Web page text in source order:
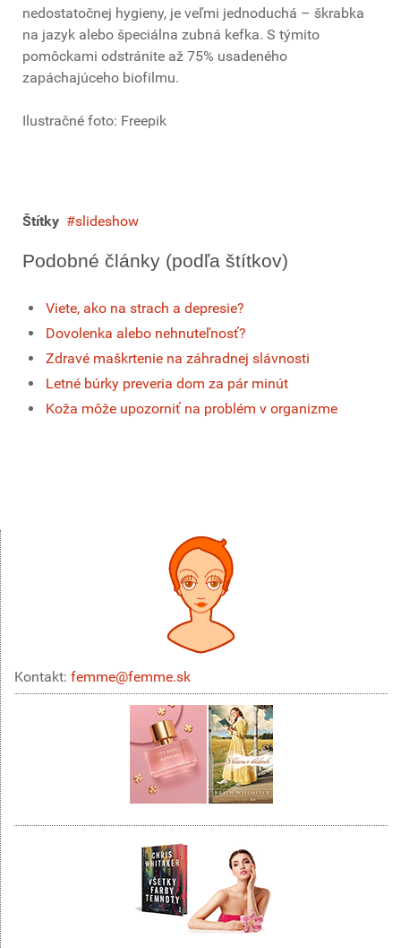
nedostatočnej hygieny, je veľmi jednoduchá – škrabka
na jazyk alebo špeciálna zubná kefka. S týmito
pomôckami odstránite až 75% usadeného
zapáchajúceho biofilmu.
Ilustračné foto: Freepik
Štítky slideshow
Podobné články (podľa štítkov)
Viete, ako na strach a depresie?
Dovolenka alebo nehnuteľnosť?
Zdravé maškrtenie na záhradnej slávnosti
Letné búrky preveria dom za pár minút
Koža môže upozorniť na problém v organizme
Kontakt: femme@femme.sk